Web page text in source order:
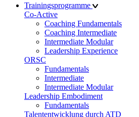
Trainingsprogramme
Co-Active
Coaching Fundamentals
Coaching Intermediate
Intermediate Modular
Leadership Experience
ORSC
Fundamentals
Intermediate
Intermediate Modular
Leadership Embodiment
Fundamentals
Talententwicklung durch ATD